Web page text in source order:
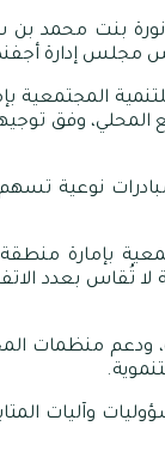
نورة بنت محمد
مجلس إدارة
المجتمعية
المحلي، وفق
نوعية
بإمارة
بعدد
ودعم منظمات
.
وآليات